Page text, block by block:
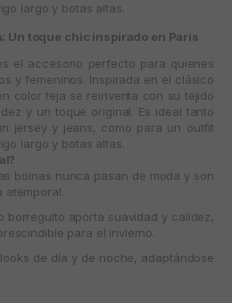
largo y botas altas.
Un toque chic inspirado en París
el accesorio perfecto para quienes
y femeninos. Inspirada en el clásico
color teja se reinventa con su tejido
y un toque original. Es ideal tanto
jersey y jeans, como para un outfit
largo y botas altas.
boinas nunca pasan de moda y son
borreguito aporta suavidad y calidez,
para el invierno.
de día y de noche, adaptándose